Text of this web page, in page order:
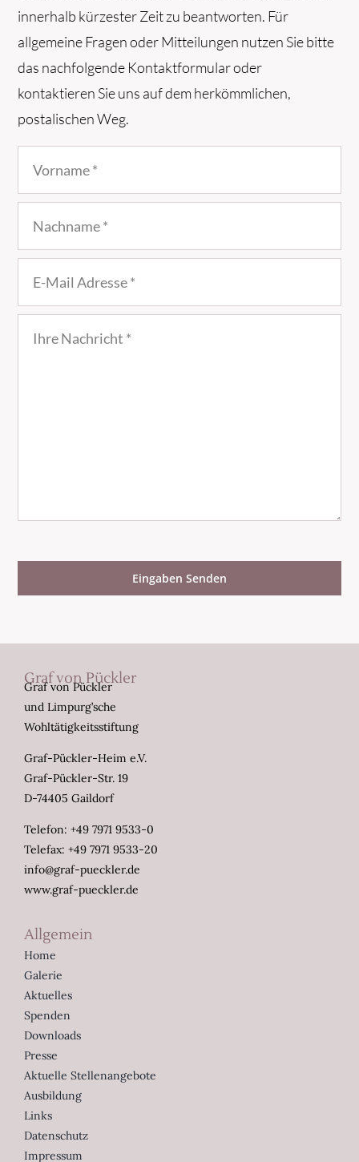
innerhalb kürzester Zeit zu beantworten. Für
allgemeine Fragen oder Mitteilungen nutzen Sie bitte
das nachfolgende Kontaktformular oder
kontaktieren Sie uns auf dem herkömmlichen,
postalischen Weg.
Eingaben Senden
Graf von Pückler
Graf von Pückler
und Limpurg’sche
Wohltätigkeitsstiftung
Graf-Pückler-Heim e.V.
Graf-Pückler-Str. 19
D-74405 Gaildorf
Telefon: +49 7971 9533-0
Telefax: +49 7971 9533-20
info@graf-pueckler.de
www.graf-pueckler.de
Allgemein
Home
Galerie
Aktuelles
Spenden
Downloads
Presse
Aktuelle Stellenangebote
Ausbildung
Links
Datenschutz
Impressum